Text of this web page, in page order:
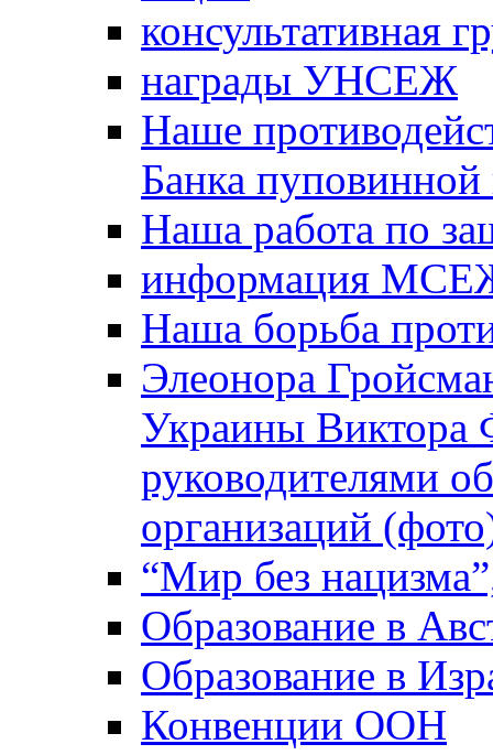
консультативная
награды УНСЕЖ
Наше
Банка
Наша работа по
информация
Наша борьба
Элеонора
Украины Виктора
руководителями
организаций
“Мир без
Образование в
Образование в
Конвенции ООН